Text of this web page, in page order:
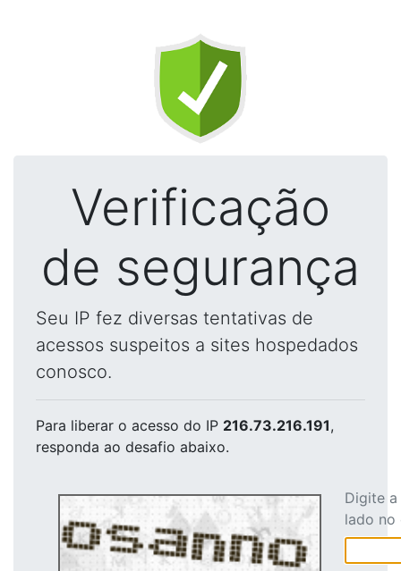
Verificação
de segurança
Seu IP fez diversas tentativas de
acessos suspeitos a sites hospedados
conosco.
Para liberar o acesso do IP 216.73.216.191,
responda ao desafio abaixo.
Digite
lado no